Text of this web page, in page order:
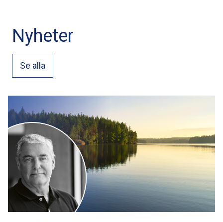
Nyheter
Se alla